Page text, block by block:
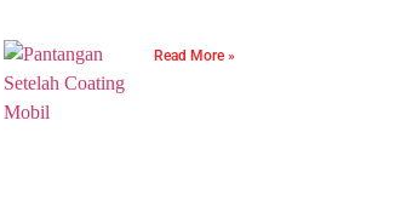
Read More »